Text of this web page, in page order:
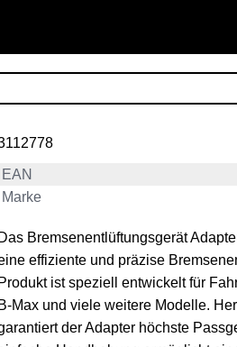
EAN
Marke
Das Bremsenentlüftungsgerät
effiziente und präzise
Produkt ist speziell entwickelt für
B-Max und viele weitere Modelle.
der Adapter höchste